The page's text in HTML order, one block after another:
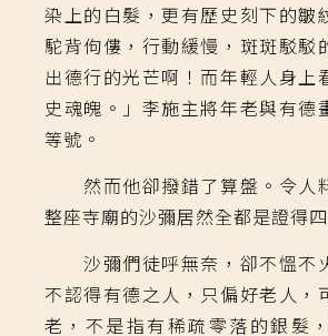
染上的白髮，更有歷史刻下的皺
駝背佝僂，行動緩慢，斑斑駁駁
出德行的光芒啊！而年輕人身上
史魂魄。」李施主將年老與有德
等號。
然而他卻撥錯了算盤。令人
整座寺廟的沙彌居然全都是證得
沙彌們徒呼無奈，卻不慍不
不認得有德之人，只偏好老人，
老，不是指有稀疏零落的銀髮